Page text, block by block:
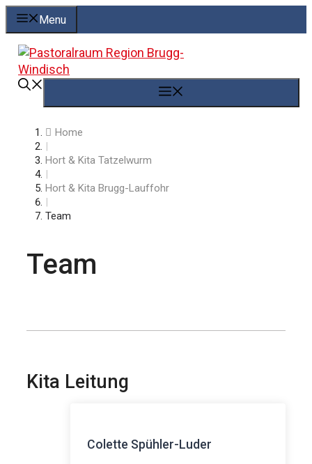
Springe
zum
Inhalt
Menu
Home
|
Hort & Kita Tatzelwurm
|
Hort & Kita Brugg-Lauffohr
|
Team
Team
Kita Leitung
Colette Spühler-Luder